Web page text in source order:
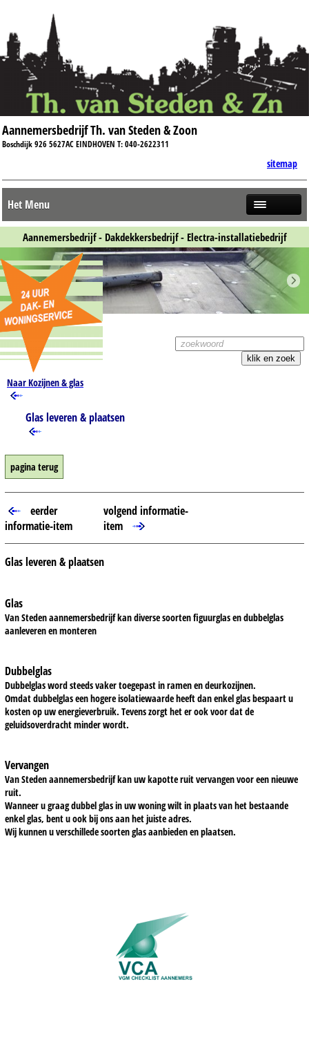
Aannemersbedrijf Th. van Steden & Zoon
Boschdijk 926 5627AC EINDHOVEN T: 040-2622311
sitemap
Het Menu
Aannemersbedrijf - Dakdekkersbedrijf - Electra-installatiebedrijf
Naar Kozijnen & glas
Glas leveren & plaatsen
pagina terug
eerder
informatie-item
volgend informatie-
item
Glas leveren & plaatsen
Glas
Van Steden aannemersbedrijf kan diverse soorten figuurglas en dubbelglas
aanleveren en monteren
Dubbelglas
Dubbelglas word steeds vaker toegepast in ramen en deurkozijnen.
Omdat dubbelglas een hogere isolatiewaarde heeft dan enkel glas bespaart u
kosten op uw energieverbruik. Tevens zorgt het er ook voor dat de
geluidsoverdracht minder wordt.
Vervangen
Van Steden aannemersbedrijf kan uw kapotte ruit vervangen voor een nieuwe
ruit.
Wanneer u graag dubbel glas in uw woning wilt in plaats van het bestaande
enkel glas, bent u ook bij ons aan het juiste adres.
Wij kunnen u verschillede soorten glas aanbieden en plaatsen.